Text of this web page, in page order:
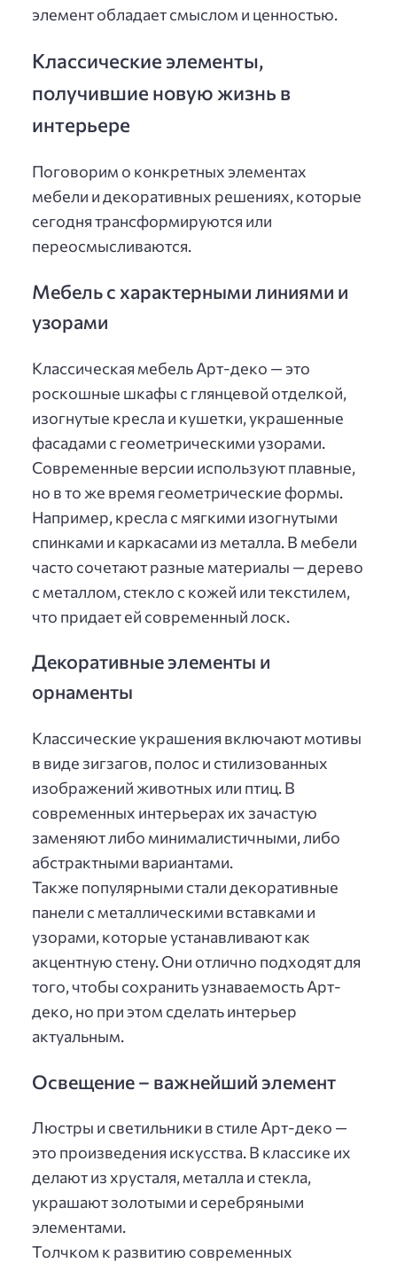
элемент обладает смыслом и ценностью.
Классические элементы,
получившие новую жизнь в
интерьере
Поговорим о конкретных элементах
мебели и декоративных решениях, которые
сегодня трансформируются или
переосмысливаются.
Мебель с характерными линиями и
узорами
Классическая мебель Арт-деко — это
роскошные шкафы с глянцевой отделкой,
изогнутые кресла и кушетки, украшенные
фасадами с геометрическими узорами.
Современные версии используют плавные,
но в то же время геометрические формы.
Например, кресла с мягкими изогнутыми
спинками и каркасами из металла. В мебели
часто сочетают разные материалы — дерево
с металлом, стекло с кожей или текстилем,
что придает ей современный лоск.
Декоративные элементы и
орнаменты
Классические украшения включают мотивы
в виде зигзагов, полос и стилизованных
изображений животных или птиц. В
современных интерьерах их зачастую
заменяют либо минималистичными, либо
абстрактными вариантами.
Также популярными стали декоративные
панели с металлическими вставками и
узорами, которые устанавливают как
акцентную стену. Они отлично подходят для
того, чтобы сохранить узнаваемость Арт-
деко, но при этом сделать интерьер
актуальным.
Освещение – важнейший элемент
Люстры и светильники в стиле Арт-деко —
это произведения искусства. В классике их
делают из хрусталя, металла и стекла,
украшают золотыми и серебряными
элементами.
Толчком к развитию современных